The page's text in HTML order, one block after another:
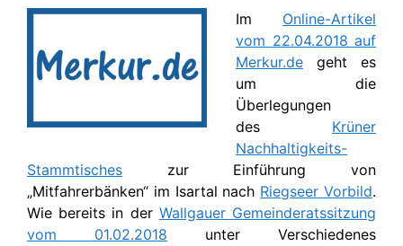
Im Online-Artikel
vom 22.04.2018 auf
Merkur.de geht es
um die
Überlegungen
des Krüner
Nachhaltigkeits-
Stammtisches zur Einführung von
„Mitfahrerbänken“ im Isartal nach Riegseer Vorbild.
Wie bereits in der Wallgauer Gemeinderatssitzung
vom 01.02.2018 unter Verschiedenes